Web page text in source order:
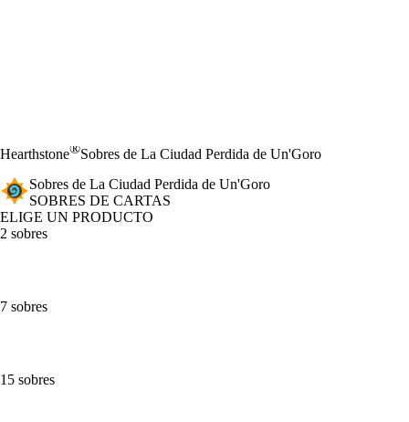
Hearthstone®Sobres de La Ciudad Perdida de Un'Goro
Sobres de La Ciudad Perdida de Un'Goro
SOBRES DE CARTAS
ELIGE UN PRODUCTO
2 sobres
7 sobres
15 sobres